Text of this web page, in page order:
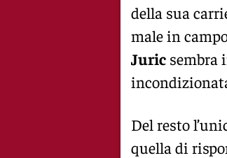
della sua
male in
Juric sembra
Del resto
quella di